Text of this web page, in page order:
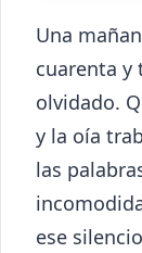
Una
cuarenta y
olvidado.
y la oía
las
ese